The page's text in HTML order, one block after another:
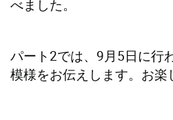
べました。
パート2では、9月5日に行
模様をお伝えします。お楽